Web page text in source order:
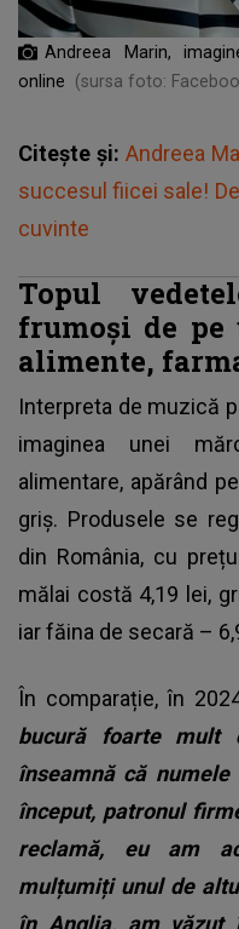
Andreea Marin,
online
(sursa foto:
Citește și: Andreea
succesul fiicei sale!
cuvinte
Topul
frumoși de pe
alimente,
Interpreta de muzică
imaginea unei
alimentare, apărând
griș. Produsele se
din România, cu
mălai costă 4,19 lei,
iar făina de secară –
În comparație, în
bucură foarte mult
înseamnă că
început, patronul
reclamă, eu am
mulțumiți unul de
în Anglia, am văzut